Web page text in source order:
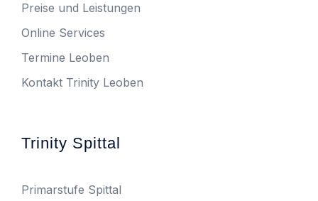
Preise und Leistungen
Online Services
Termine Leoben
Kontakt Trinity Leoben
Trinity Spittal
Primarstufe Spittal